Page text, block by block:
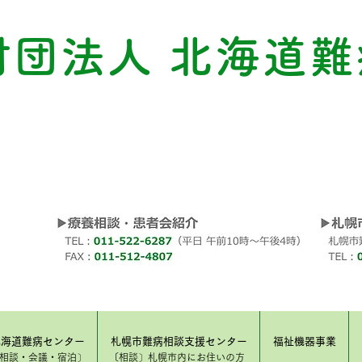
団法人 北海道
道難病センター 札幌市難病相談支援センター 福祉機器事業
談・会議・宿泊〕 〔相談〕​札幌市内にお住いの方